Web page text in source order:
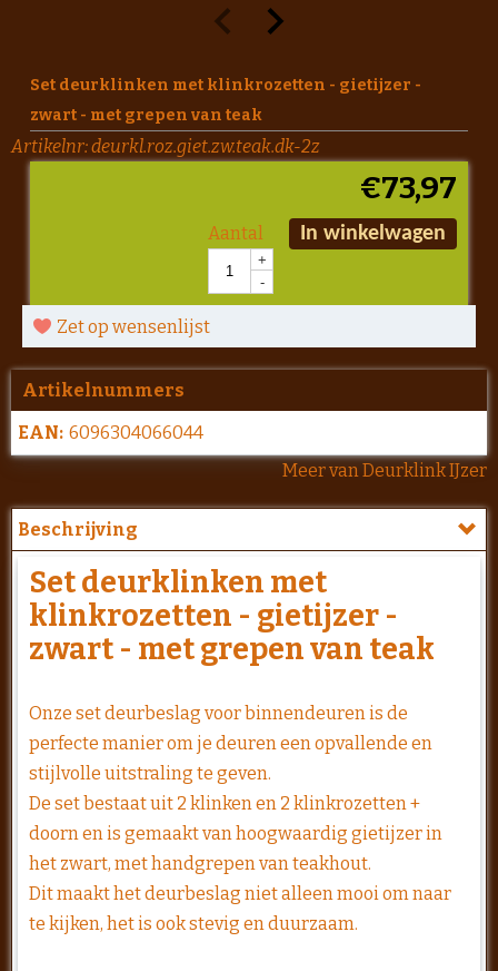
Set deurklinken met klinkrozetten - gietijzer -
zwart - met grepen van teak
Artikelnr:deurkl.roz.giet.zw.teak.dk-2z
€73,97
Aantal
+
-
In winkelwagen
Zet op wensenlijst
Artikelnummers
EAN: 6096304066044
Meer van Deurklink IJzer
Beschrijving
Set deurklinken met
klinkrozetten - gietijzer -
zwart - met grepen van teak
Onze set deurbeslag voor binnendeuren is de
perfecte manier om je deuren een opvallende en
stijlvolle uitstraling te geven.
De set bestaat uit 2 klinken en 2 klinkrozetten +
doorn en is gemaakt van hoogwaardig gietijzer in
het zwart, met handgrepen van teakhout.
Dit maakt het deurbeslag niet alleen mooi om naar
te kijken, het is ook stevig en duurzaam.